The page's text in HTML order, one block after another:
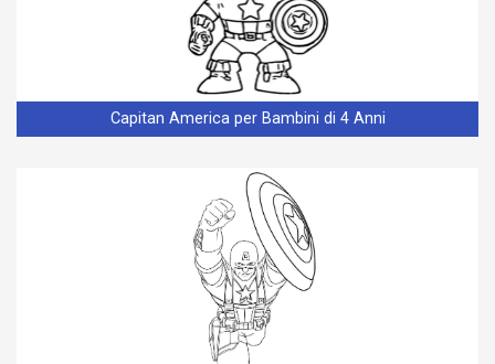
Capitan America per Bambini di 4 Anni